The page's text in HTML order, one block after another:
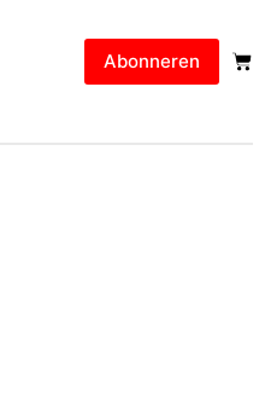
Abonneren